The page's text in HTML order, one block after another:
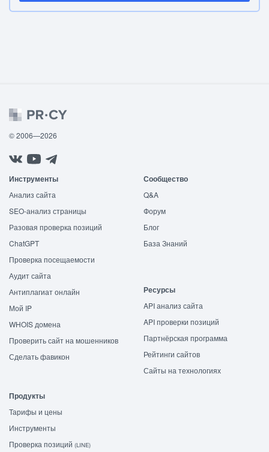
© 2006—2026
Инструменты
Анализ сайта
SEO-анализ страницы
Разовая проверка позиций
ChatGPT
Проверка посещаемости
Аудит сайта
Антиплагиат онлайн
Мой IP
WHOIS домена
Проверить сайт на мошенников
Сделать фавикон
Сообщество
Q&A
Форум
Блог
База Знаний
Ресурсы
API анализ сайта
API проверки позиций
Партнёрская программа
Рейтинги сайтов
Сайты на технологиях
Продукты
Тарифы и цены
Инструменты
Проверка позиций (LINE)